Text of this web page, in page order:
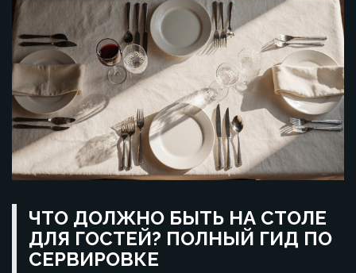
ЧТО ДОЛЖНО БЫТЬ НА СТОЛЕ
ДЛЯ ГОСТЕЙ? ПОЛНЫЙ ГИД ПО
СЕРВИРОВКЕ